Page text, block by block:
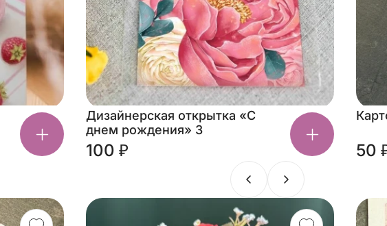
Дизайнерская открытка «С
днем рождения» 3
100 ₽ 50